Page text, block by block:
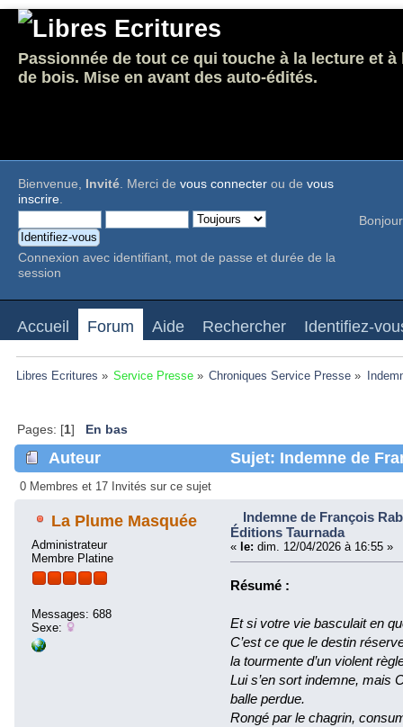
Passionnée de tout ce qui touche à la lecture et
de bois. Mise en avant des auto-édités.
Bienvenue, Invité. Merci de vous connecter ou de vous
inscrire.
Connexion avec identifiant, mot de passe et durée de la
session
Accueil Forum Aide Rechercher Identifiez-
Libres Ecritures » Service Presse» Chroniques Service Presse »
Pages: [1] En bas
Auteur
Sujet: Indemne de
(Lu 315427 fois)
0 Membres et 17 Invités sur ce sujet
La Plume Masquée
Administrateur
Membre Platine
Messages: 688
Sexe:
Indemne de François
Éditions Taurnada
« le: dim. 12/04/2026 à 16:55 »
Résumé :
Et si votre vie basculait en
C’est ce que le destin
la tourmente d’un violent
Lui s’en sort indemne, mais
balle perdue.
Rongé par le chagrin,